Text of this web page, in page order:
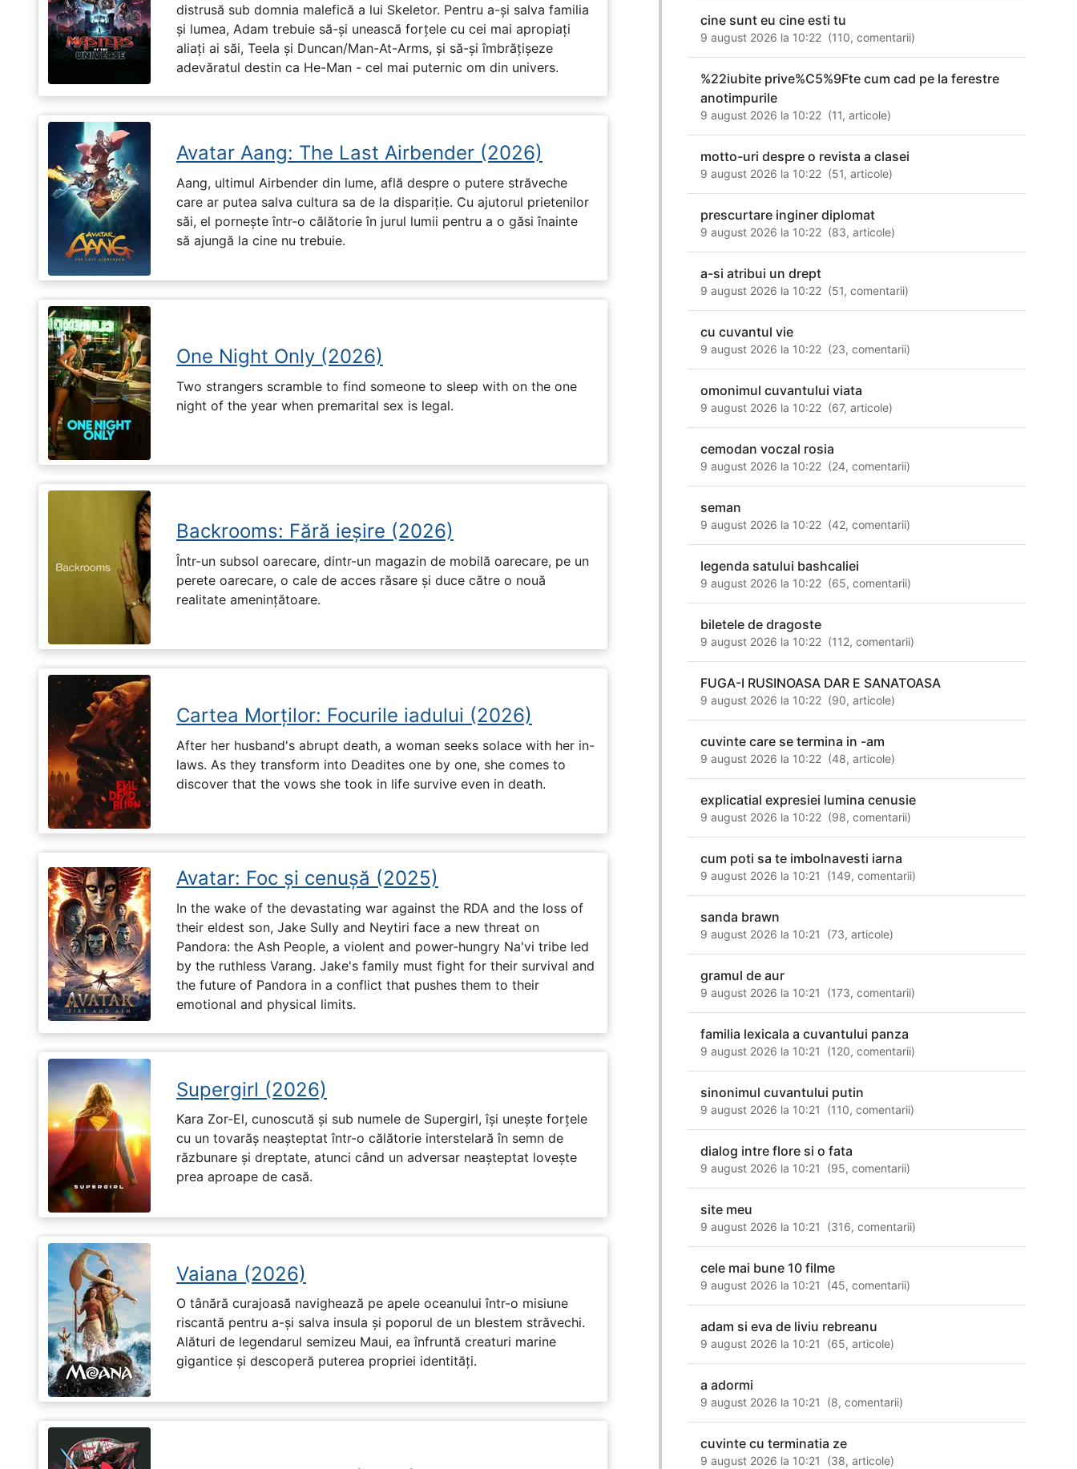
distrusă sub domnia malefică a lui Skeletor. Pentru a-și salva familia
și lumea, Adam trebuie să-și unească forțele cu cei mai apropiați
aliați ai săi, Teela și Duncan/Man-At-Arms, și să-și îmbrățișeze
adevăratul destin ca He-Man - cel mai puternic om din univers.
Avatar Aang: The Last Airbender (2026)
Aang, ultimul Airbender din lume, află despre o putere străveche
care ar putea salva cultura sa de la dispariție. Cu ajutorul prietenilor
săi, el pornește într-o călătorie în jurul lumii pentru a o găsi înainte
să ajungă la cine nu trebuie.
One Night Only (2026)
Two strangers scramble to find someone to sleep with on the one
night of the year when premarital sex is legal.
Backrooms: Fără ieșire (2026)
Într-un subsol oarecare, dintr-un magazin de mobilă oarecare, pe un
perete oarecare, o cale de acces răsare și duce către o nouă
realitate amenințătoare.
Cartea Morților: Focurile iadului (2026)
After her husband's abrupt death, a woman seeks solace with her in-
laws. As they transform into Deadites one by one, she comes to
discover that the vows she took in life survive even in death.
Avatar: Foc și cenușă (2025)
In the wake of the devastating war against the RDA and the loss of
their eldest son, Jake Sully and Neytiri face a new threat on
Pandora: the Ash People, a violent and power-hungry Na'vi tribe led
by the ruthless Varang. Jake's family must fight for their survival and
the future of Pandora in a conflict that pushes them to their
emotional and physical limits.
Supergirl (2026)
Kara Zor-El, cunoscută și sub numele de Supergirl, își unește forțele
cu un tovarăș neașteptat într-o călătorie interstelară în semn de
răzbunare și dreptate, atunci când un adversar neașteptat lovește
prea aproape de casă.
Vaiana (2026)
O tânără curajoasă navighează pe apele oceanului într-o misiune
riscantă pentru a-și salva insula și poporul de un blestem străvechi.
Alături de legendarul semizeu Maui, ea înfruntă creaturi marine
gigantice și descoperă puterea propriei identități.
cine sunt eu cine esti tu
9 august 2026 la 10:22 (110,comentarii)
%22iubite prive%C5%9Fte cum cad pe la ferestre
anotimpurile
9 august 2026 la 10:22 (11,articole)
motto-uri despre o revista a clasei
9 august 2026 la 10:22 (51,articole)
prescurtare inginer diplomat
9 august 2026 la 10:22 (83,articole)
a-si atribui un drept
9 august 2026 la 10:22 (51,comentarii)
cu cuvantul vie
9 august 2026 la 10:22 (23,comentarii)
omonimul cuvantului viata
9 august 2026 la 10:22 (67,articole)
cemodan voczal rosia
9 august 2026 la 10:22 (24,comentarii)
seman
9 august 2026 la 10:22 (42,comentarii)
legenda satului bashcaliei
9 august 2026 la 10:22 (65,comentarii)
biletele de dragoste
9 august 2026 la 10:22 (112,comentarii)
FUGA-I RUSINOASA DAR E SANATOASA
9 august 2026 la 10:22 (90,articole)
cuvinte care se termina in -am
9 august 2026 la 10:22 (48,articole)
explicatial expresiei lumina cenusie
9 august 2026 la 10:22 (98,comentarii)
cum poti sa te imbolnavesti iarna
9 august 2026 la 10:21 (149,comentarii)
sanda brawn
9 august 2026 la 10:21 (73,articole)
gramul de aur
9 august 2026 la 10:21 (173,comentarii)
familia lexicala a cuvantului panza
9 august 2026 la 10:21 (120,comentarii)
sinonimul cuvantului putin
9 august 2026 la 10:21 (110,comentarii)
dialog intre flore si o fata
9 august 2026 la 10:21 (95,comentarii)
site meu
9 august 2026 la 10:21 (316,comentarii)
cele mai bune 10 filme
9 august 2026 la 10:21 (45,comentarii)
adam si eva de liviu rebreanu
9 august 2026 la 10:21 (65,articole)
a adormi
9 august 2026 la 10:21 (8,comentarii)
cuvinte cu terminatia ze
9 august 2026 la 10:21 (38,articole)